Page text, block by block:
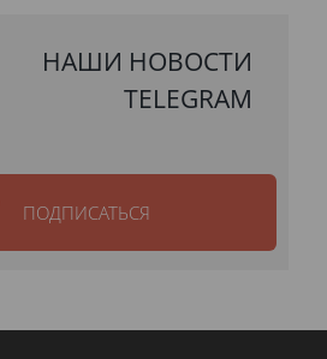
НАШИ НОВОСТИ
TELEGRAM
ПОДПИСАТЬСЯ